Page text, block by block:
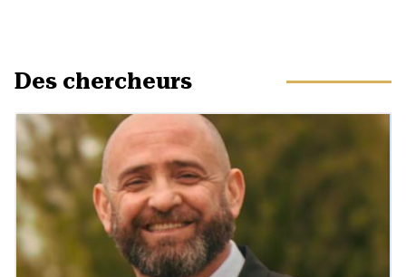
Des chercheurs